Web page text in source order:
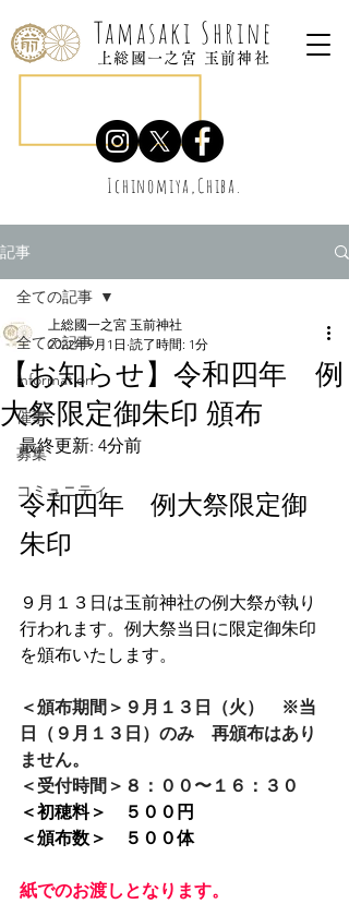
Tamasaki Shrine
上総國一之宮 玉前神社
Ichinomiya,Chiba.
記事
全ての記事
information
催事
募集
コミュニティ
全ての記事
【お知らせ】令和四年 例
大祭限定御朱印 頒布
上総國一之宮 玉前神社
2022年9月1日 読了時間: 1分
最終更新: 4分前
令和四年　例大祭限定御
朱印
９月１３日は玉前神社の例大祭が執り
行われます。例大祭当日に限定御朱印
を頒布いたします。
＜頒布期間＞９月１３日（火）　※当
日（９月１３日）のみ　⁠⁠再頒布はあり
ません。
＜受付時間＞８：００〜１６：３０⁠
＜初穂料＞　５００円
＜頒布数＞　５００体
紙でのお渡しとなります。